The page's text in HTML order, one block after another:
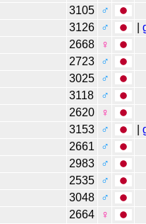
3105
♂
3126 ♂ |
2668
♀
2723
♂
3025
♂
3118
♂
2620
♀
3153 ♂ |
2661
♂
2983
♂
2535
♂
3048
♂
2664
♀